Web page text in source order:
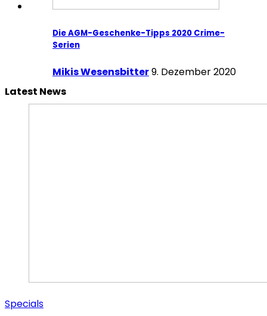
Die AGM-Geschenke-Tipps 2020 Crime-
Serien
Mikis Wesensbitter9. Dezember 2020
Latest News
Specials